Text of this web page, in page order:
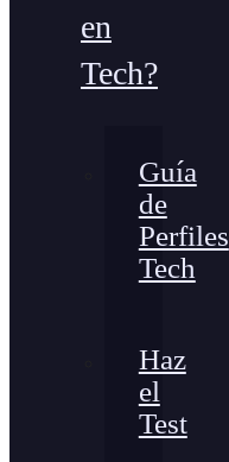
en
Tech?
Guía
de
Perfiles
Tech
Haz
el
Test